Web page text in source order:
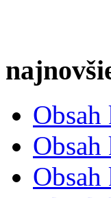
Obsah